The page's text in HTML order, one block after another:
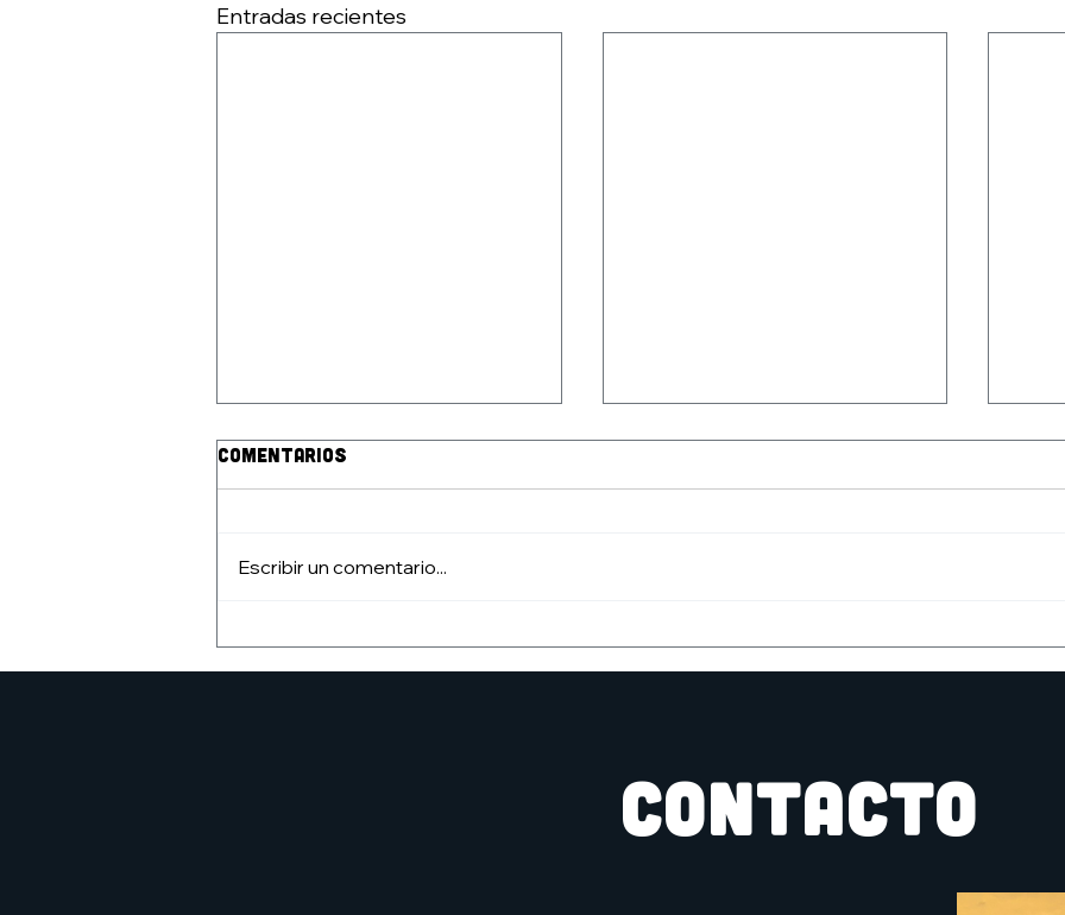
Entradas recientes
Comentarios
Escribir un comentario...
CONTACTO